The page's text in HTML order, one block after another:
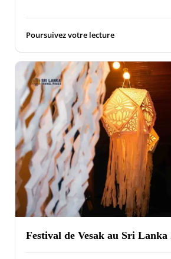
Poursuivez votre lecture
Festival de Vesak au Sri Lanka